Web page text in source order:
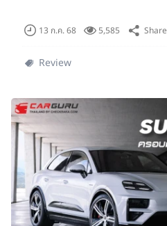
13 ก.ค. 68 5,585 Share
Review